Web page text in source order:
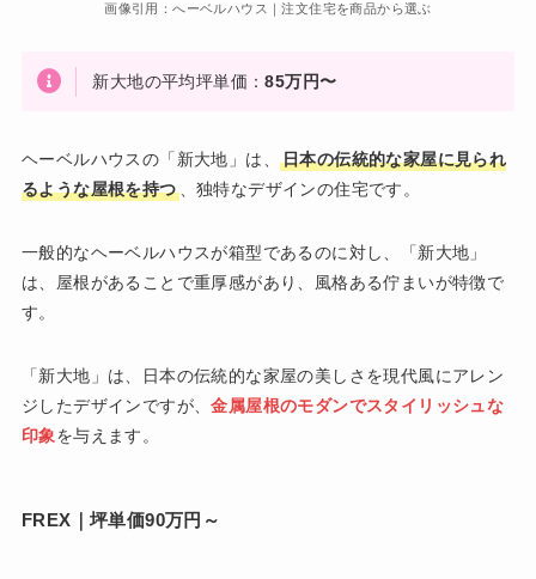
画像引用：へーベルハウス｜注文住宅を商品から選ぶ
新大地の平均坪単価：85万円〜
ヘーベルハウスの「新大地」は、
日本の伝統的な家屋に見られ
るような屋根を持つ、独特なデザインの住宅です。
一般的なヘーベルハウスが箱型であるのに対し、「新大地」
は、屋根があることで重厚感があり、風格ある佇まいが特徴で
す。
「新大地」は、日本の伝統的な家屋の美しさを現代風にアレン
ジしたデザインですが、金属屋根のモダンでスタイリッシュな
印象を与えます。
FREX｜坪単価90万円～